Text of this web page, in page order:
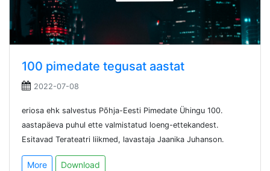
100 pimedate tegusat aastat
2022-07-08
eriosa ehk salvestus Põhja-Eesti Pimedate Ühingu 100.
aastapäeva puhul ette valmistatud loeng-ettekandest.
Esitavad Terateatri liikmed, lavastaja Jaanika Juhanson.
More Download